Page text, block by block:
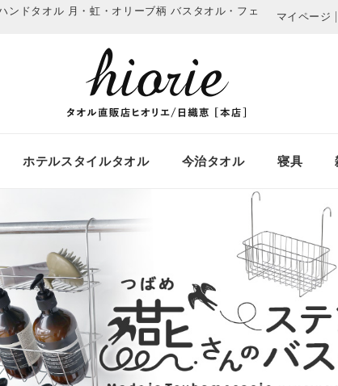
ンドタオル 月・虹・オリーブ柄バスタオル・フェ
マイページ
ホテルスタイルタオル 今治タオル 寝具